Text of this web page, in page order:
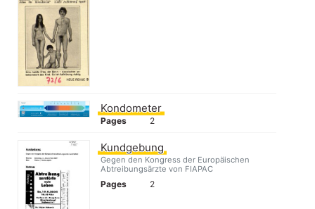
Kondometer
Pages 2
Kundgebung
Gegen den Kongress der Europäischen
Abtreibungsärzte von FIAPAC
Pages 2